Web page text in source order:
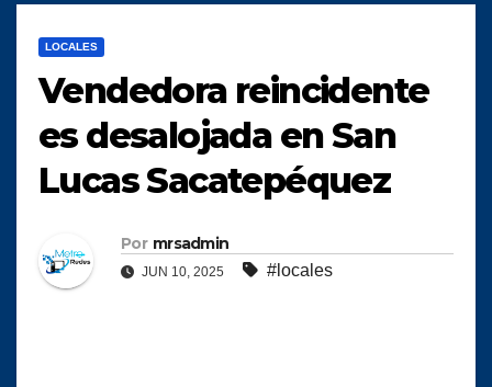
LOCALES
Vendedora reincidente
es desalojada en San
Lucas Sacatepéquez
Por mrsadmin
JUN 10, 2025 #locales